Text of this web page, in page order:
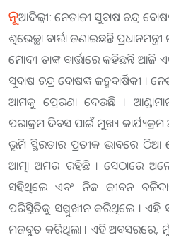
ନୂଆଦିଲ୍ଲୀ: ନେତାଜୀ ସୁବାଷ ଚନ୍ଦ୍ର
ଶୁଭେଚ୍ଛା ବାର୍ତ୍ତା ଜଣାଇଛନ୍ତି
ମୋଦୀ ତାଙ୍କ ବାର୍ତ୍ତାରେ କହିଛନ୍ତି
ସୁବାଷ ଚନ୍ଦ୍ର ବୋଷଙ୍କ ଜନ୍ମବାର୍ଷିକୀ ।
ଆମକୁ ପ୍ରେରଣା ଦେଉଛି ।
ପରାକ୍ରମ ଦିବସ ପାଇଁ ମୁଖ୍ୟ
ଭୂମି ସ୍ଥିରତାର ପ୍ରତୀକ ଭାବରେ ଠିଆ
ଆତ୍ମା ​​ଅମର ରହିଛି । ସେଠାରେ ଅନେକ
ସହିଥିଲେ ଏବଂ ନିଜ ଜୀବନ
ପରିସ୍ଥିତିକୁ ସମ୍ମୁଖୀନ କରିଥିଲେ । ଏହି
ମଜବୁତ କରିଥିଲା । ଏହି ଅବସରରେ,